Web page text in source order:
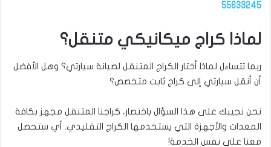
55633245
لماذا كراج ميكانيكي متنقل؟
ربما تتساءل لماذا أختار الكراج المتنقل لصيانة سيارتي؟ وهل الأفضل
أن أنقل سيارتي إلى كراج ثابت متخصص؟
نحن نجيبك على هذا السؤال باختصار، كراجنا المتنقل مجهز بكافة
المعدات والأجهزة التي يستخدمها الكراج التقليدي. أي ستحصل
معنا على نفس الخدمة!